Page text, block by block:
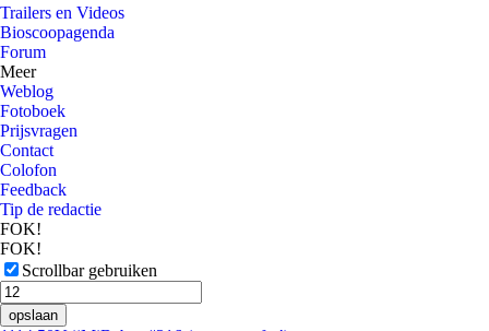
Trailers en Videos
Bioscoopagenda
Forum
Meer
Weblog
Fotoboek
Prijsvragen
Contact
Colofon
Feedback
Tip de redactie
FOK!
FOK!
Scrollbar gebruiken
opslaan